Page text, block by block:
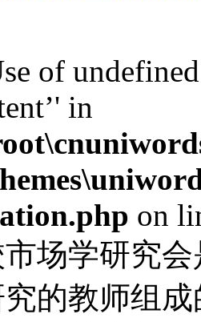
of
in
on
场学研究
的教师组